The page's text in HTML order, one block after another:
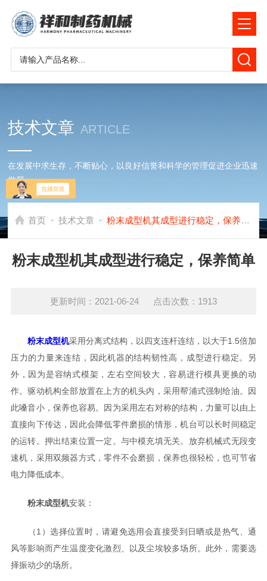
技术文章 ARTICLE
在发展中求生存，不断贴心，以良好信誉和科学的管理促进企业迅速
发展
首页 - 技术文章 - 粉末成型机其成型进行稳定，保养简单
粉末成型机其成型进行稳定，保养简单
更新时间：2021-06-24 点击次数：1913
粉末成型机采用分离式结构，以四支连杆连结，以大于1.5倍加
压力的力量来连结，因此机器的结构韧性高，成型进行稳定。另
外，因为是容纳式模架，左右空间较大，容易进行模具更换的动
作。驱动机构全部放置在上方的机头内，采用帮浦式强制给油。因
此嗓音小，保养也容易。因为采用左右对称的结构，力量可以由上
直接向下传达，因此会降低零件磨损的情形，机台可以长时间稳定
的运转。押出结束位置一定。与中模充填无关。放弃机械式无段变
速机，采用双频器方式，零件不会磨损，保养也很轻松，也可节省
电力降低成本。
粉末成型机安装：
（1）选择位置时，请避免选用会直接受到日晒或是热气、通
风等影响而产生温度变化激烈、以及尘埃较多场所。此外，需要选
择振动少的场所。